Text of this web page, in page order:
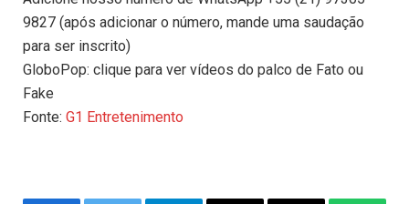
9827 (após adicionar o número, mande uma saudação
para ser inscrito)
GloboPop: clique para ver vídeos do palco de Fato ou
Fake
Fonte: G1 Entretenimento